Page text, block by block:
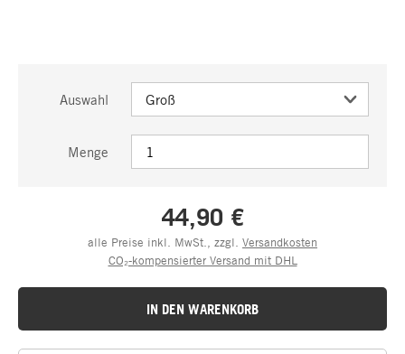
Auswahl
Menge
44,90 €
alle Preise inkl. MwSt., zzgl. Versandkosten
CO₂-kompensierter Versand mit DHL
IN DEN WARENKORB